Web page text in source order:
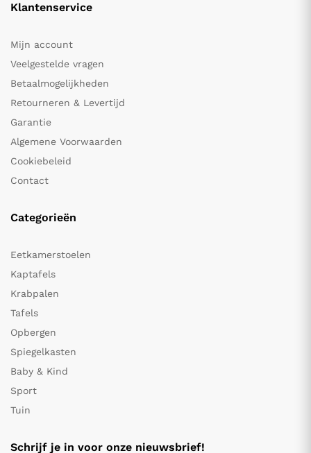
Klantenservice
Mijn account
Veelgestelde vragen
Betaalmogelijkheden
Retourneren & Levertijd
Garantie
Algemene Voorwaarden
Cookiebeleid
Contact
Categorieën
Eetkamerstoelen
Kaptafels
Krabpalen
Tafels
Opbergen
Spiegelkasten
Baby & Kind
Sport
Tuin
Schrijf je in voor onze nieuwsbrief!